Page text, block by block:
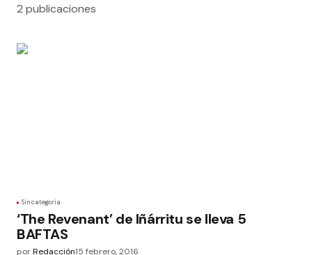
2 publicaciones
Sin categoría
‘The Revenant’ de Iñárritu se lleva 5
BAFTAS
porRedacción15 febrero, 2016